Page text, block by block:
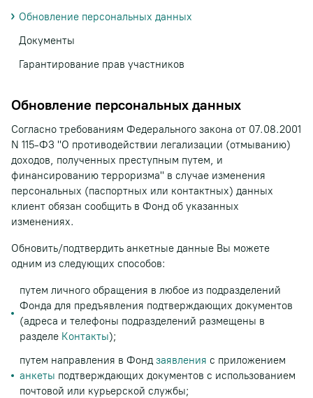
Обновление персональных данных
Согласно требованиям Федерального закона от 07.08.2001
N 115-ФЗ "О противодействии легализации (отмыванию)
доходов, полученных преступным путем, и
финансированию терроризма" в случае изменения
персональных (паспортных или контактных) данных
клиент обязан сообщить в Фонд об указанных
изменениях.
Обновить/подтвердить анкетные данные Вы можете
одним из следующих способов:
путем личного обращения в любое из подразделений
Фонда для предъявления подтверждающих документов
(адреса и телефоны подразделений размещены в
разделе Контакты);
путем направления в Фонд заявления с приложением
анкеты подтверждающих документов с использованием
почтовой или курьерской службы;
Обновление персональных данных
Документы
Гарантирование прав участников